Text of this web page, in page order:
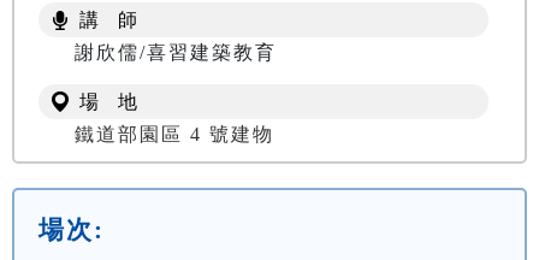
講 師
謝欣儒/喜習建築教育
場 地
鐵道部園區 4 號建物
場次: